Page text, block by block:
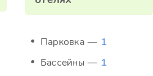
Парковка — 1
Бассейны — 1